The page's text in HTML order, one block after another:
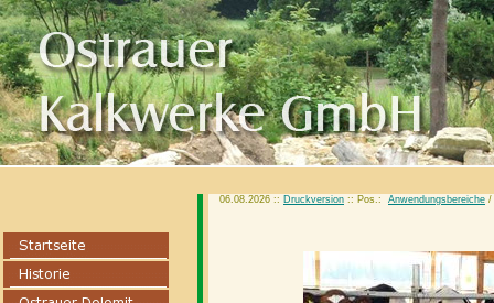
06.08.2026 :: Druckversion :: Pos.: Anwendungsbereiche /